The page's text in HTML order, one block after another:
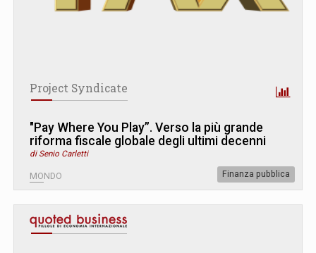
Project Syndicate
"Pay Where You Play”. Verso la più grande
riforma fiscale globale degli ultimi decenni
di Senio Carletti
MONDO Finanza pubblica